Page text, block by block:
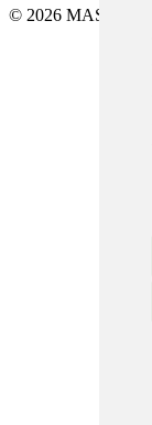
© 2026 MASTER